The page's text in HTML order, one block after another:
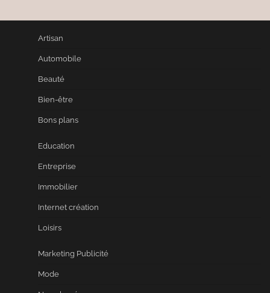
Artisan
Automobile
Beauté
Bien-être
Bons plans
Education
Entreprise
Immobilier
Internet création
Loisirs
Marketing Publicité
Mode